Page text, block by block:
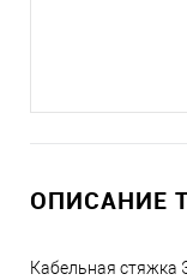
ОПИСАНИЕ
Кабельная стяжка